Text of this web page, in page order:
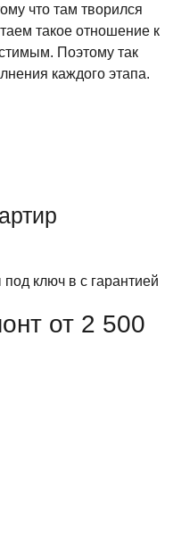
что там творился
такое отношение к
Поэтому так
каждого этапа.
от 2 500